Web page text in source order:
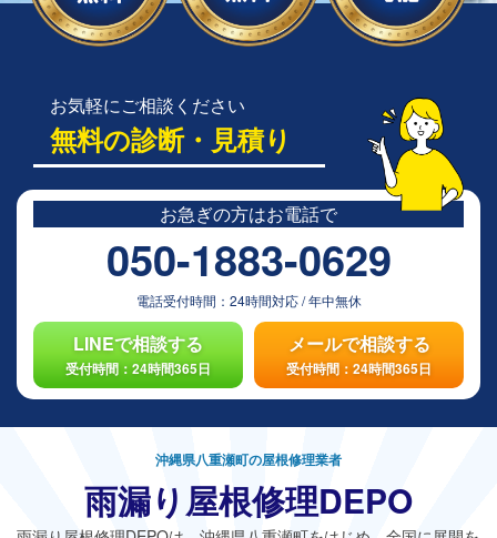
お気軽にご相談ください
無料の診断・見積り
お急ぎの方はお電話で
050-1883-0629
電話受付時間： 24時間対応/年中無休
LINEで相談する
受付時間：24時間365日
メールで相談する
受付時間：24時間365日
沖縄県八重瀬町の屋根修理業者
雨漏り屋根修理DEPO